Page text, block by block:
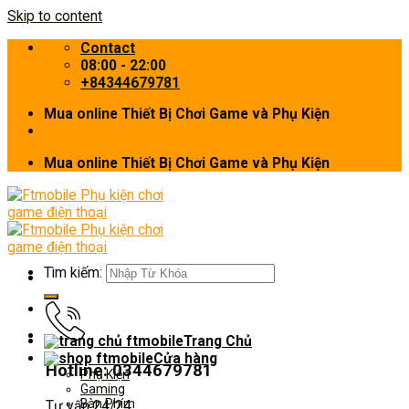
Skip to content
Contact
08:00 - 22:00
+84344679781
Mua online Thiết Bị Chơi Game và Phụ Kiện
Mua online Thiết Bị Chơi Game và Phụ Kiện
Hotline: 0344679781
Tìm kiếm:
Trang Chủ
Cửa hàng
Phụ Kiện
Gaming
Bàn Phím